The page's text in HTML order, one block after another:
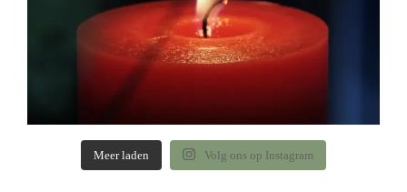
Meer laden Volg ons op Instagram